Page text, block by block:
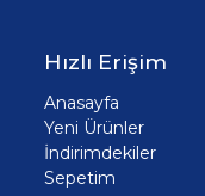
Hızlı Erişim
Anasayfa
Yeni Ürünler
İndirimdekiler
Sepetim